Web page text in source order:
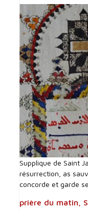
Supplique de Saint
résurrection, as
concorde et garde
prière du matin,